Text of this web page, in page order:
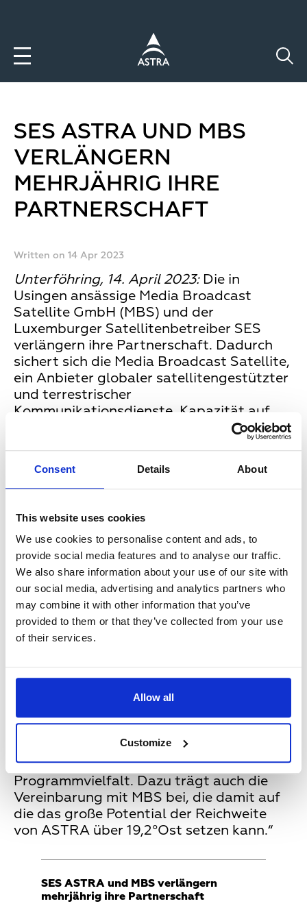
Consent Details About
This website uses cookies
We use cookies to personalise content and ads, to
provide social media features and to analyse our traffic.
We also share information about your use of our site with
our social media, advertising and analytics partners who
may combine it with other information that you’ve
provided to them or that they’ve collected from your use
of their services.
Allow all
Customize
SES ASTRA UND MBS
VERLÄNGERN
MEHRJÄHRIG IHRE
PARTNERSCHAFT
Written on 14 Apr 2023
Unterföhring, 14. April 2023:Die in
Usingen ansässige Media Broadcast
Satellite GmbH (MBS) und der
Luxemburger Satellitenbetreiber SES
verlängern ihre Partnerschaft. Dadurch
sichert sich die Media Broadcast Satellite,
ein Anbieter globaler satellitengestützter
und terrestrischer
Kommunikationsdienste, Kapazität auf
dem ASTRA Satellit 19,2° Ost. Damit
können die Angebote weiterhin in SD-
verlässlichen, langjährigen Partner an
Kunden weiterhin die Verbreitung über
Satellit und damit den
reichweitenstärksten TV-Empfangsweg
anbieten können. Somit gewährleisten wir,
dass deren Programme die relevanten
Zielgruppen erreichen“, kommentiert
Christian Fleischhauer
Christoph Mühleib, Geschäftsführer der
SES Germany und verantwortlich für die
DACH-Region, fügt hinzu: „Der Satellit
steht für eine außerordentliche
Programmvielfalt. Dazu trägt auch die
Vereinbarung mit MBS bei, die damit auf
die das große Potential der Reichweite
von ASTRA über 19,2°Ost setzen kann.“
SES ASTRA und MBS verlängern
mehrjährig ihre Partnerschaft